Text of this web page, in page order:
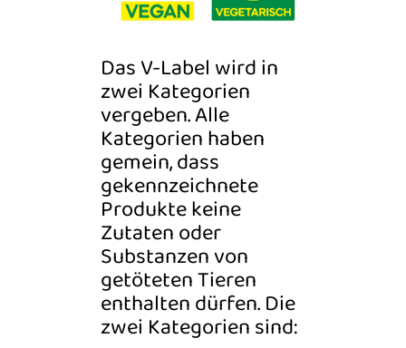
Das V-Label wird in
zwei Kategorien
vergeben. Alle
Kategorien haben
gemein, dass
gekennzeichnete
Produkte keine
Zutaten oder
Substanzen von
getöteten Tieren
enthalten dürfen. Die
zwei Kategorien sind: